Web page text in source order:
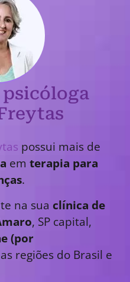
psicóloga
possui mais de
em terapia para
.
na sua clínica de
, SP capital,
(por
regiões do Brasil e